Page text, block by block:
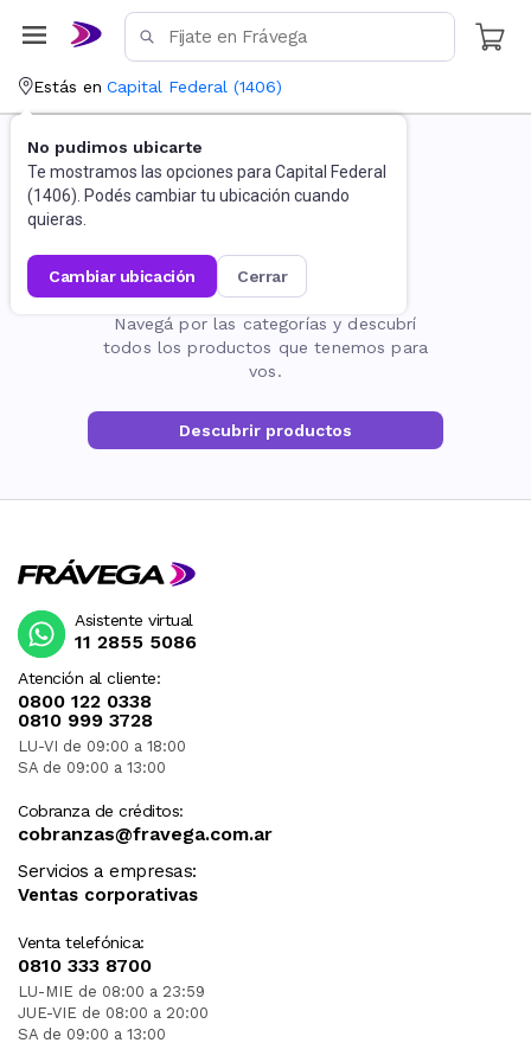
Estás en Capital Federal (1406)
No pudimos ubicarte
Te mostramos las opciones para Capital Federal
(1406). Podés cambiar tu ubicación cuando
quieras.
cambiar ubicación cerrar
La página no existe
Navegá por las categorías y descubrí
todos los productos que tenemos para
vos.
Descubrir productos
Atención al cliente:
0800 122 0338
0810 999 3728
LU-VI de 09:00 a 18:00
SA de 09:00 a 13:00
Cobranza de créditos:
cobranzas@fravega.com.ar
Servicios a empresas:
Ventas corporativas
Venta telefónica:
0810 333 8700
LU-MIE de 08:00 a 23:59
JUE-VIE de 08:00 a 20:00
SA de 09:00 a 13:00
Asistente virtual
11 2855 5086